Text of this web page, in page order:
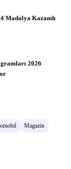
Madalya Kazandı
2026
Magazin